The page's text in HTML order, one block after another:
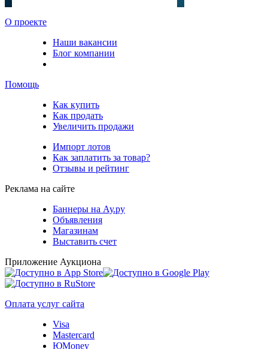
О проекте
Наши вакансии
Блог компании
Помощь
Как купить
Как продать
Увеличить продажи
Импорт лотов
Как заплатить за товар?
Отзывы и рейтинг
Реклама на сайте
Баннеры на Ау.ру
Объявления
Магазинам
Выставить счет
Приложение Аукциона
Оплата услуг сайта
Visa
Mastercard
ЮMoney